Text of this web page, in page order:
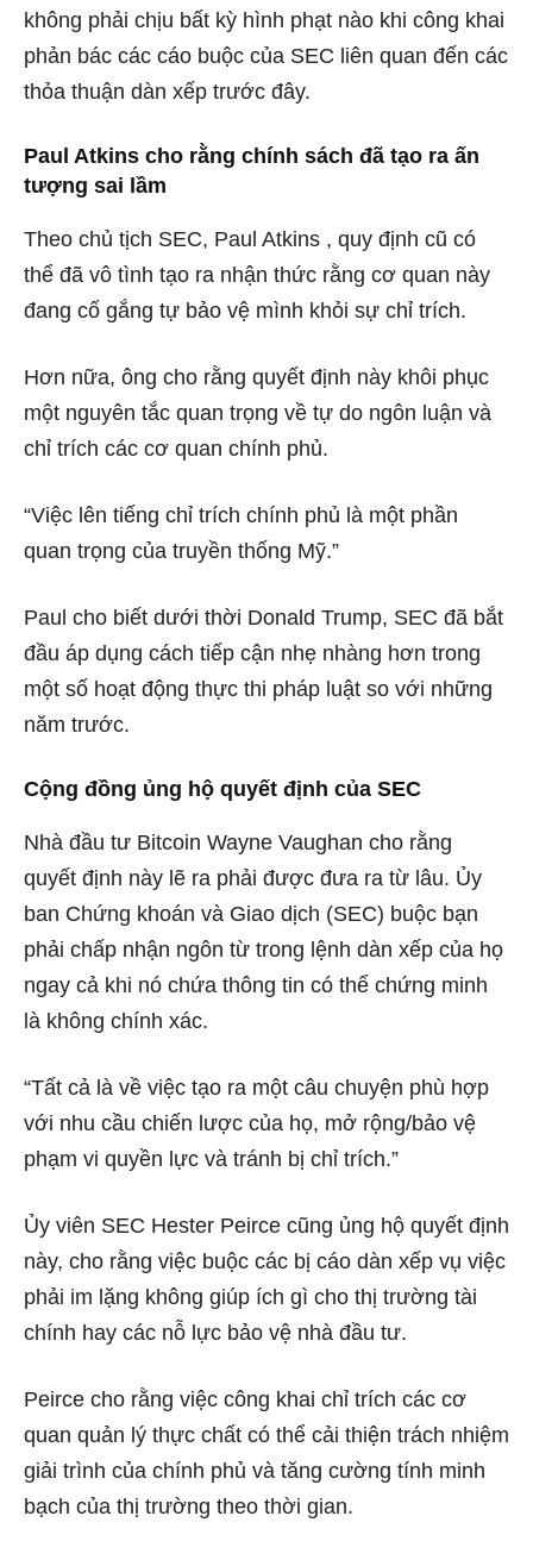
không phải chịu bất kỳ hình phạt nào khi công khai
phản bác các cáo buộc của SEC liên quan đến các
thỏa thuận dàn xếp trước đây.
Paul Atkins cho rằng chính sách đã tạo ra ấn
tượng sai lầm
Theo chủ tịch SEC, Paul Atkins , quy định cũ có
thể đã vô tình tạo ra nhận thức rằng cơ quan này
đang cố gắng tự bảo vệ mình khỏi sự chỉ trích.
Hơn nữa, ông cho rằng quyết định này khôi phục
một nguyên tắc quan trọng về tự do ngôn luận và
chỉ trích các cơ quan chính phủ.
“Việc lên tiếng chỉ trích chính phủ là một phần
quan trọng của truyền thống Mỹ.”
Paul cho biết dưới thời Donald Trump, SEC đã bắt
đầu áp dụng cách tiếp cận nhẹ nhàng hơn trong
một số hoạt động thực thi pháp luật so với những
năm trước.
Cộng đồng ủng hộ quyết định của SEC
Nhà đầu tư Bitcoin Wayne Vaughan cho rằng
quyết định này lẽ ra phải được đưa ra từ lâu. Ủy
ban Chứng khoán và Giao dịch (SEC) buộc bạn
phải chấp nhận ngôn từ trong lệnh dàn xếp của họ
ngay cả khi nó chứa thông tin có thể chứng minh
là không chính xác.
“Tất cả là về việc tạo ra một câu chuyện phù hợp
với nhu cầu chiến lược của họ, mở rộng/bảo vệ
phạm vi quyền lực và tránh bị chỉ trích.”
Ủy viên SEC Hester Peirce cũng ủng hộ quyết định
này, cho rằng việc buộc các bị cáo dàn xếp vụ việc
phải im lặng không giúp ích gì cho thị trường tài
chính hay các nỗ lực bảo vệ nhà đầu tư.
Peirce cho rằng việc công khai chỉ trích các cơ
quan quản lý thực chất có thể cải thiện trách nhiệm
giải trình của chính phủ và tăng cường tính minh
bạch của thị trường theo thời gian.